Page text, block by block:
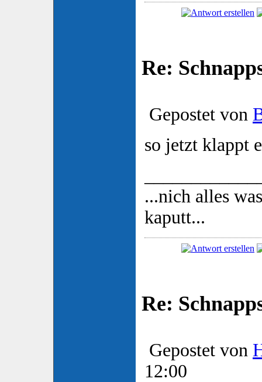
Re:
Gepostet von
so jetzt klappt
...nich alles
kaputt...
Re:
Gepostet von
12:00